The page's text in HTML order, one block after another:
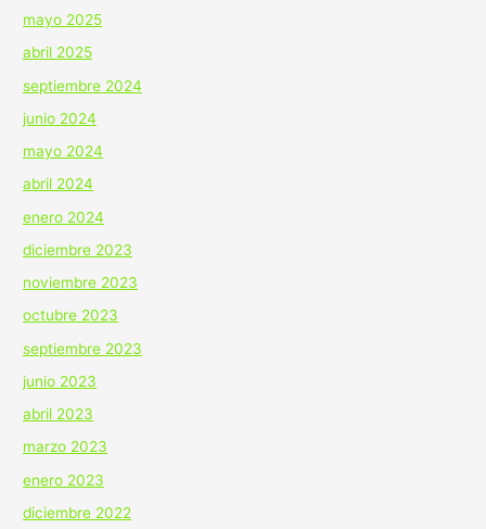
mayo 2025
abril 2025
septiembre 2024
junio 2024
mayo 2024
abril 2024
enero 2024
diciembre 2023
noviembre 2023
octubre 2023
septiembre 2023
junio 2023
abril 2023
marzo 2023
enero 2023
diciembre 2022